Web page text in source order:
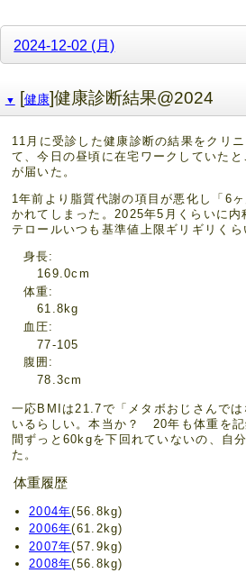
2024-12-02 (月)
▼ [健康]健康診断結果@2024
11月に受診した健康診断の結果をクリ
て、今日の昼頃に在宅ワークしていた
が届いた。
1年前より脂質代謝の項目が悪化し「6
かれてしまった。2025年5月くらいに
テロールいつも基準値上限ギリギリくら
身長
169.0cm
体重
61.8kg
血圧
77-105
腹囲
78.3cm
一応BMIは21.7で「メタボおじさんでは
いるらしい。本当か？ 20年も体重を
間ずっと60kgを下回れていないの、自
た。
体重履歴
2004年(56.8kg)
2006年(61.2kg)
2007年(57.9kg)
2008年(56.8kg)